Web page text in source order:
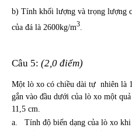
b) Tính khối lượng và trọng lượng
của đá là 2600kg/m3.
Câu 5: (2,0 điểm)
Một lò xo có chiều dài tự nhiên là
gắn vào đầu dưới của lò xo một
11,5 cm.
a.
Tính độ biến dạng của lò xo